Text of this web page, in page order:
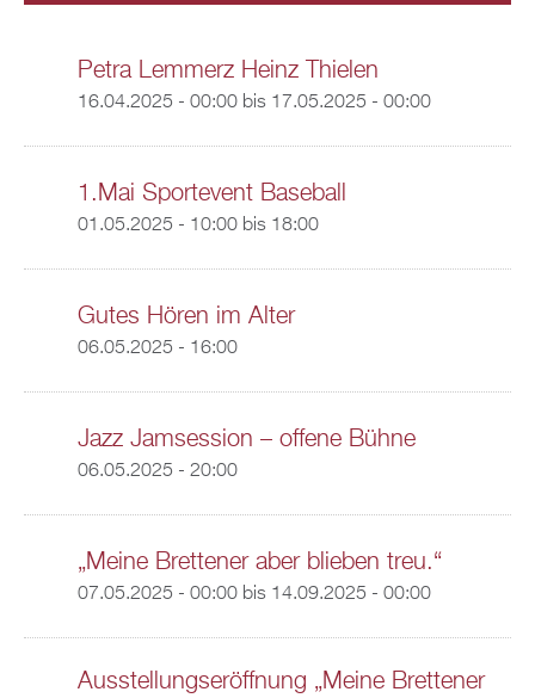
Petra Lemmerz Heinz Thielen
16.04.2025 - 00:00bis 17.05.2025 - 00:00
1.Mai Sportevent Baseball
01.05.2025 - 10:00bis 18:00
Gutes Hören im Alter
06.05.2025 - 16:00
Jazz Jamsession – offene Bühne
06.05.2025 - 20:00
„Meine Brettener aber blieben treu.“
07.05.2025 - 00:00bis 14.09.2025 - 00:00
Ausstellungseröffnung „Meine Brettener